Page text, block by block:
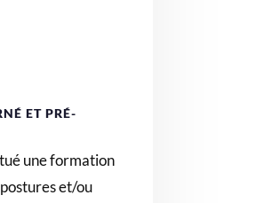
ET PRÉ-
une formation
et/ou